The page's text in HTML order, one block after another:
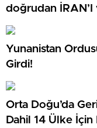
doğrudan İRAN’I
Yunanistan
Girdi!
Orta Doğu’da
Dahil 14 Ülke İçin